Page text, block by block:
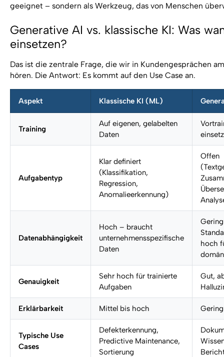
geeignet – sondern als Werkzeug, das von Menschen
Generative AI vs. klassische KI: Was
einsetzen?
Das ist die zentrale Frage, die wir in Kundengesprächen
hören. Die Antwort: Es kommt auf den Use Case an.
Aspekt Klassische KI (ML)
Training
Auf eigenen, gelabelten
Daten
Aufgabentyp
Klar definiert
(Klassifikation,
Regression,
Anomalieerkennung)
Offen
Datenabhängigkeit
Hoch – braucht
unternehmensspezifische
Daten
hoch
Genauigkeit
Sehr hoch für trainierte
Aufgaben
Gut,
Erklärbarkeit Mittel bis hoch
Typische Use
Cases
Defekterkennung,
Predictive Maintenance,
Sortierung